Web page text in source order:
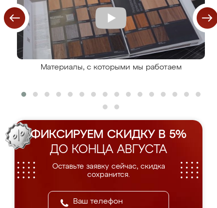
Материалы, с которыми мы работаем
ФИКСИРУЕМ СКИДКУ В 5%
ДО КОНЦА АВГУСТА
Оставьте заявку сейчас, скидка
сохранится.